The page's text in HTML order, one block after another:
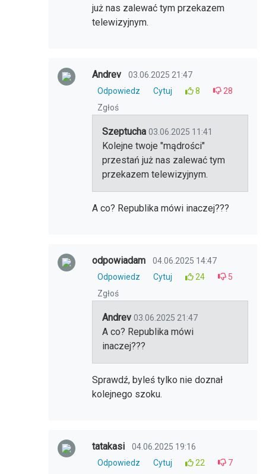
już nas zalewać tym przekazem
telewizyjnym.
Andrev
03.06.2025 21:47
Odpowiedz
Cytuj 8
28
Zgłoś
Szeptucha 03.06.2025 11:41
Kolejne twoje "mądrości"
przestań już nas zalewać tym
przekazem telewizyjnym.
A co? Republika mówi inaczej???
odpowiadam
04.06.2025 14:47
Odpowiedz
Cytuj 24
5
Zgłoś
Andrev 03.06.2025 21:47
A co? Republika mówi
inaczej???
Sprawdź, byleś tylko nie doznał
kolejnego szoku.
tatakasi
04.06.2025 19:16
Odpowiedz
Cytuj 22
7